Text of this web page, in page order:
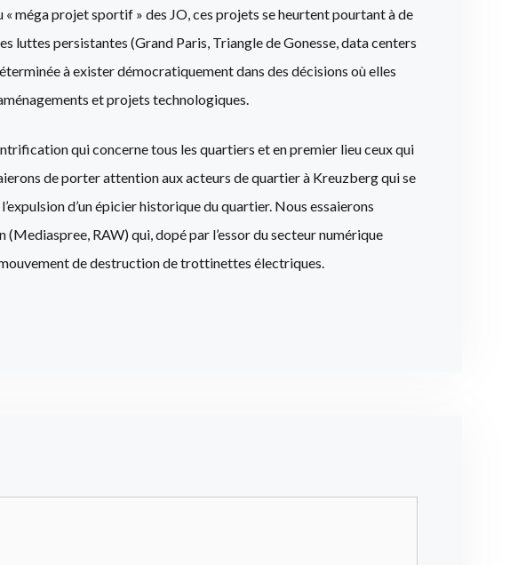
méga projet sportif » des JO, ces projets se heurtent pourtant à de
persistantes (Grand Paris, Triangle de Gonesse, data centers
à exister démocratiquement dans des décisions où elles
et projets technologiques.
qui concerne tous les quartiers et en premier lieu ceux qui
de porter attention aux acteurs de quartier à Kreuzberg qui se
d’un épicier historique du quartier. Nous essaierons
RAW) qui, dopé par l’essor du secteur numérique
de destruction de trottinettes électriques.